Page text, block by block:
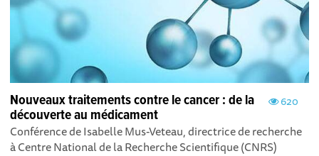
620
Nouveaux traitements contre le cancer : de la
découverte au médicament
Conférence de Isabelle Mus-Veteau, directrice de recherche
à Centre National de la Recherche Scientifique (CNRS)